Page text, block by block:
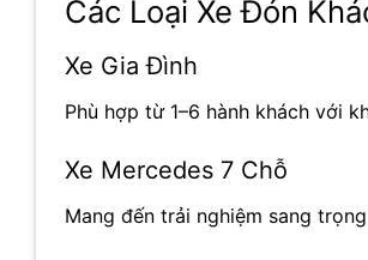
Các Loại Xe Đón
Xe Gia Đình
Phù hợp từ 1–6 hành khách với
Xe Mercedes 7 Chỗ
Mang đến trải nghiệm sang